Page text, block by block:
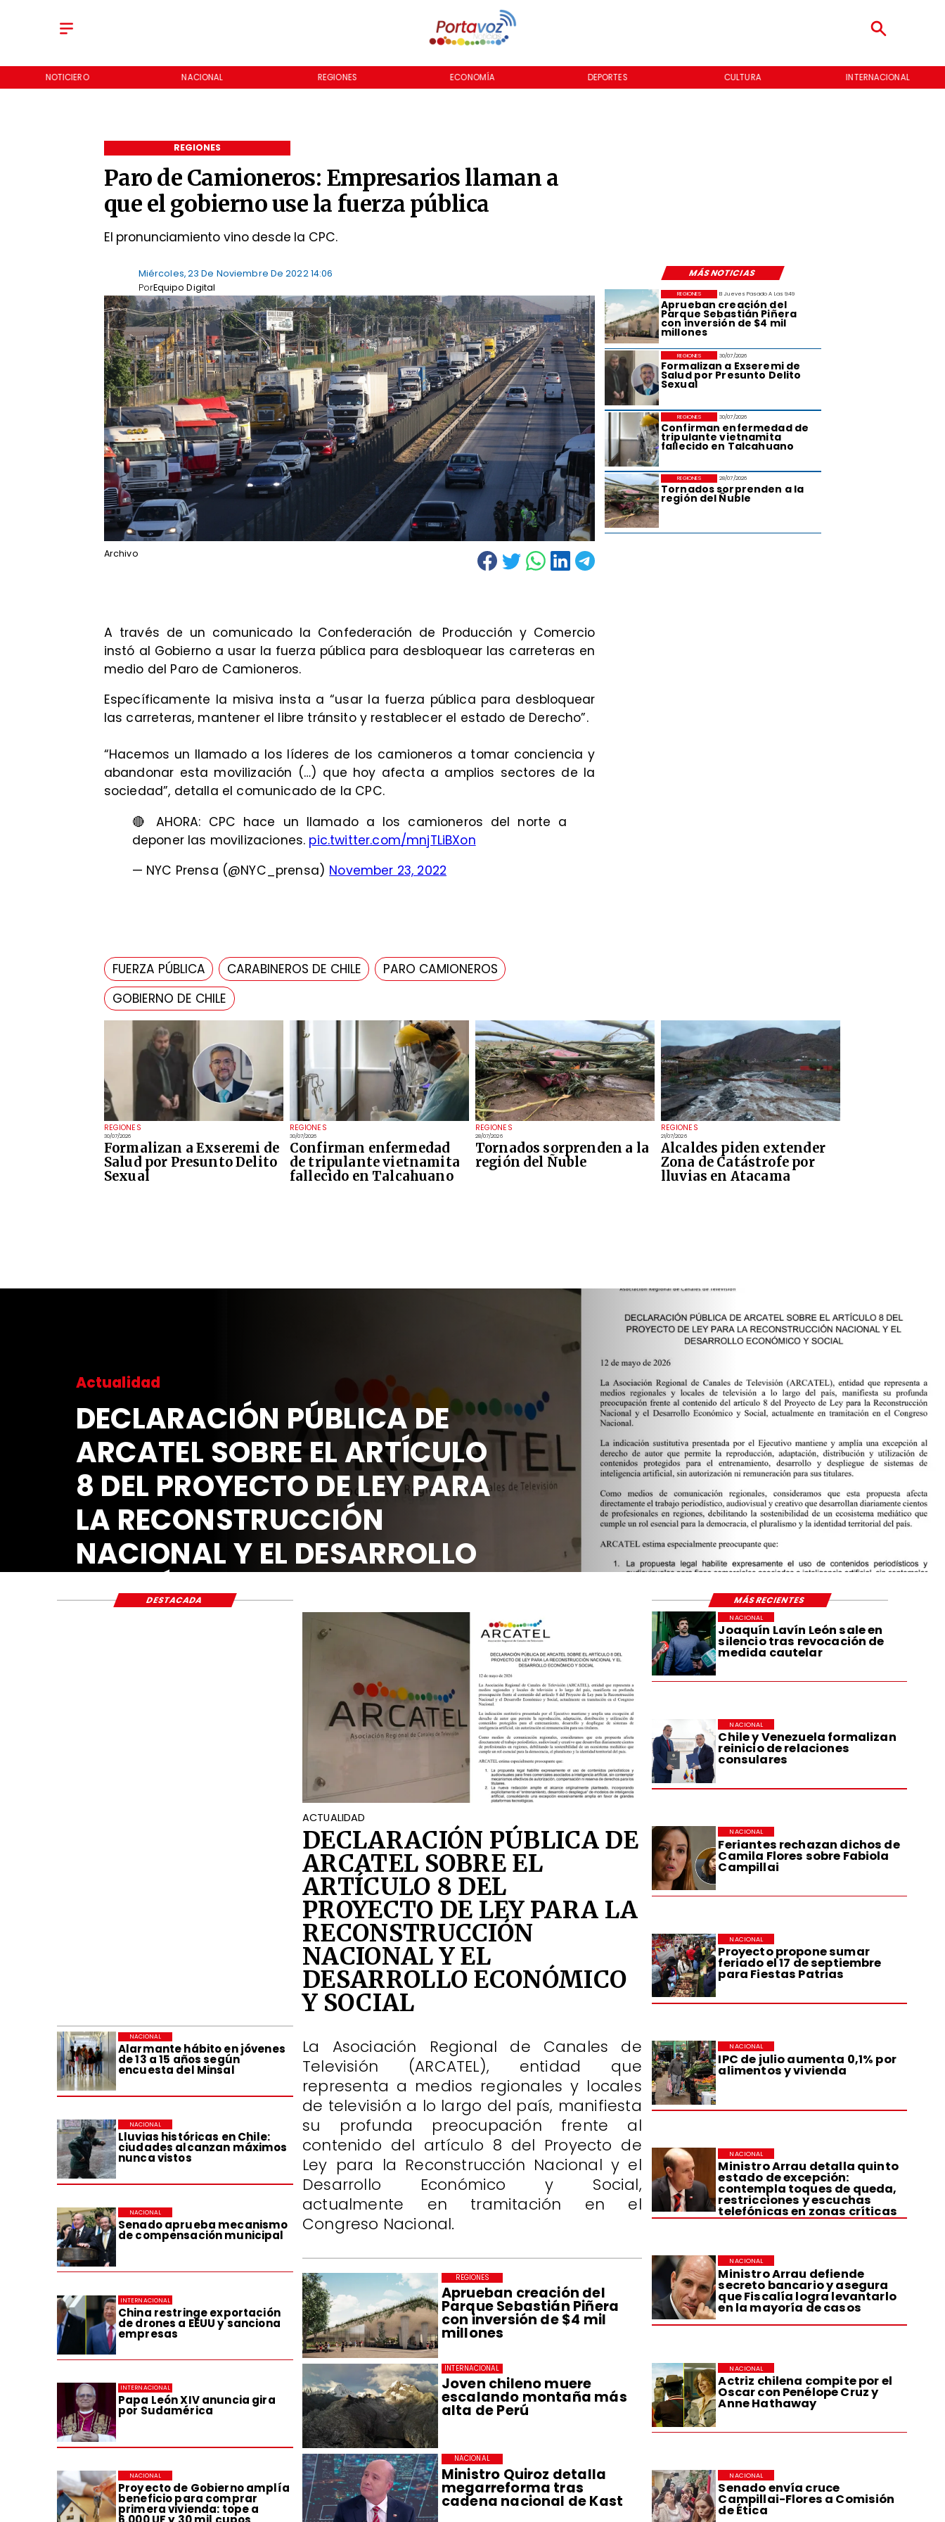
NOTICIERO NACIONAL REGIONES ECONOMÍA DEPORTES CULTURA INTERNACIONAL
Paro de Camioneros: Empresarios llaman a
que el gobierno use la fuerza pública
El pronunciamiento vino desde la CPC.
REGIONES
MÁS NOTICIAS
Miércoles, 23 De Noviembre De 2022 14:06
Equipo Digital
Por
Archivo
REGIONES
30/07/2026
Formalizan a Exseremi de
Salud por Presunto Delito
Sexual
REGIONES
30/07/2026
Confirman enfermedad
de tripulante vietnamita
fallecido en Talcahuano
REGIONES
28/07/2026
Tornados sorprenden a la
región del Ñuble
REGIONES
21/07/2026
Alcaldes piden extender
Zona de Catástrofe por
lluvias en Atacama
El Jueves Pasado A Las 9:49
Aprueban creación del
Parque Sebastián Piñera
con inversión de $4 mil
millones
REGIONES
30/07/2026
Formalizan a Exseremi de
Salud por Presunto Delito
Sexual
REGIONES
30/07/2026
Confirman enfermedad de
tripulante vietnamita
fallecido en Talcahuano
REGIONES
28/07/2026
Tornados sorprenden a la
región del Ñuble
REGIONES
A través de un comunicado la Confederación de Producción y Comercio
instó al Gobierno a usar la fuerza pública para desbloquear las carreteras en
medio del Paro de Camioneros.
Específicamente la misiva insta a “usar la fuerza pública para desbloquear
las carreteras, mantener el libre tránsito y restablecer el estado de Derecho”.
“Hacemos un llamado a los líderes de los camioneros a tomar conciencia y
abandonar esta movilización (…) que hoy afecta a amplios sectores de la
sociedad”, detalla el comunicado de la CPC.
🔴 AHORA: CPC hace un llamado a los camioneros del norte a
deponer las movilizaciones. pic.twitter.com/mnjTLiBXon
— NYC Prensa (@NYC_prensa) November 23, 2022
FUERZA PÚBLICA CARABINEROS DE CHILE
PARO CAMIONEROS
GOBIERNO DE CHILE
Actualidad
DECLARACIÓN PÚBLICA DE
ARCATEL SOBRE EL ARTÍCULO
8 DEL PROYECTO DE LEY PARA
LA RECONSTRUCCIÓN
NACIONAL Y EL DESARROLLO
ECONÓMICO Y SOCIAL
Joaquín Lavín León sale en
silencio tras revocación de
medida cautelar
NACIONAL
Chile y Venezuela formalizan
reinicio de relaciones
consulares
NACIONAL
Feriantes rechazan dichos de
Camila Flores sobre Fabiola
Campillai
NACIONAL
Proyecto propone sumar
feriado el 17 de septiembre
para Fiestas Patrias
NACIONAL
IPC de julio aumenta 0,1% por
alimentos y vivienda
NACIONAL
Ministro Arrau detalla quinto
estado de excepción:
contempla toques de queda,
restricciones y escuchas
telefónicas en zonas críticas
NACIONAL
Ministro Arrau defiende
secreto bancario y asegura
que Fiscalía logra levantarlo
en la mayoría de casos
NACIONAL
Actriz chilena compite por el
Oscar con Penélope Cruz y
Anne Hathaway
NACIONAL
Senado envía cruce
Campillai-Flores a Comisión
de Ética
NACIONAL
Alarmante hábito en jóvenes
de 13 a 15 años según
encuesta del Minsal
NACIONAL
Lluvias históricas en Chile:
ciudades alcanzan máximos
nunca vistos
NACIONAL
Senado aprueba mecanismo
de compensación municipal
NACIONAL
China restringe exportación
de drones a EEUU y sanciona
empresas
INTERNACIONAL
Papa León XIV anuncia gira
por Sudamérica
INTERNACIONAL
Proyecto de Gobierno amplía
beneficio para comprar
primera vivienda: tope a
NACIONAL
Aprueban creación del
Parque Sebastián Piñera
con inversión de $4 mil
millones
REGIONES
Joven chileno muere
escalando montaña más
alta de Perú
INTERNACIONAL
Ministro Quiroz detalla
megarreforma tras
cadena nacional de Kast
NACIONAL
ACTUALIDAD
DECLARACIÓN PÚBLICA DE
ARCATEL SOBRE EL
ARTÍCULO 8 DEL
PROYECTO DE LEY PARA LA
RECONSTRUCCIÓN
NACIONAL Y EL
DESARROLLO ECONÓMICO
Y SOCIAL
La Asociación Regional de Canales de
Televisión (ARCATEL), entidad que
representa a medios regionales y locales
de televisión a lo largo del país, manifiesta
su profunda preocupación frente al
contenido del artículo 8 del Proyecto de
Ley para la Reconstrucción Nacional y el
Desarrollo Económico y Social,
actualmente en tramitación en el
Congreso Nacional.
DESTACADA MÁS RECIENTES